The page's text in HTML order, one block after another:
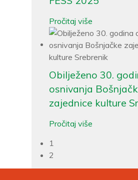
Pročitaj više
Obilježeno 30.
osnivanja
zajednice kulture
Pročitaj više
1
2